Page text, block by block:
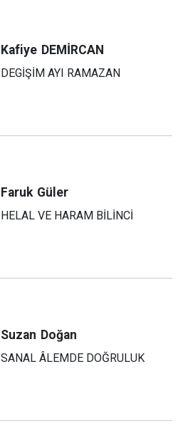
Kafiye DEMİRCAN
DEGİŞİM AYI RAMAZAN
Faruk Güler
HELAL VE HARAM BİLİNCİ
Suzan Doğan
SANAL ÂLEMDE DOĞRULUK